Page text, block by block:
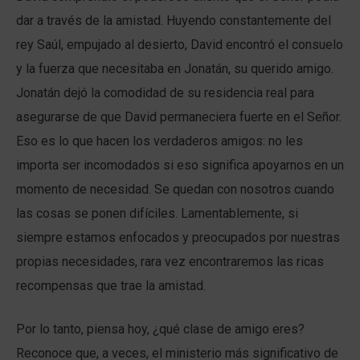
dar a través de la amistad. Huyendo constantemente del
rey Saúl, empujado al desierto, David encontró el consuelo
y la fuerza que necesitaba en Jonatán, su querido amigo.
Jonatán dejó la comodidad de su residencia real para
asegurarse de que David permaneciera fuerte en el Señor.
Eso es lo que hacen los verdaderos amigos: no les
importa ser incomodados si eso significa apoyarnos en un
momento de necesidad. Se quedan con nosotros cuando
las cosas se ponen difíciles. Lamentablemente, si
siempre estamos enfocados y preocupados por nuestras
propias necesidades, rara vez encontraremos las ricas
recompensas que trae la amistad.
Por lo tanto, piensa hoy, ¿qué clase de amigo eres?
Reconoce que, a veces, el ministerio más significativo de